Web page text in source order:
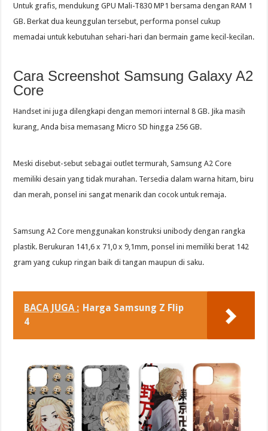
Untuk grafis, mendukung GPU Mali-T830 MP1 bersama dengan RAM 1
GB. Berkat dua keunggulan tersebut, performa ponsel cukup
memadai untuk kebutuhan sehari-hari dan bermain game kecil-kecilan.
Cara Screenshot Samsung Galaxy A2
Core
Handset ini juga dilengkapi dengan memori internal 8 GB. Jika masih
kurang, Anda bisa memasang Micro SD hingga 256 GB.
Meski disebut-sebut sebagai outlet termurah, Samsung A2 Core
memiliki desain yang tidak murahan. Tersedia dalam warna hitam, biru
dan merah, ponsel ini sangat menarik dan cocok untuk remaja.
Samsung A2 Core menggunakan konstruksi unibody dengan rangka
plastik. Berukuran 141,6 x 71,0 x 9,1mm, ponsel ini memiliki berat 142
gram yang cukup ringan baik di tangan maupun di saku.
BACA JUGA : Harga Samsung Z Flip
4